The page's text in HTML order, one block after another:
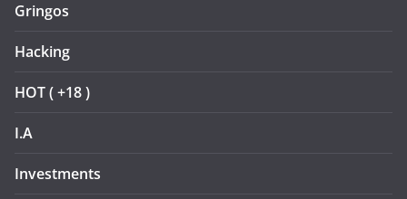
Gringos
Hacking
HOT ( +18 )
I.A
Investments